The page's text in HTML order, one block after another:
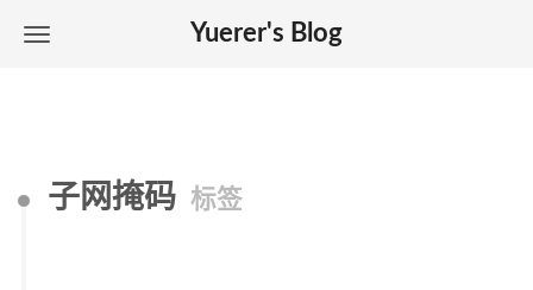
Yuerer's Blog
子网掩码 标签